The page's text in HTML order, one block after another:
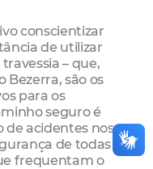
conscientizar
de utilizar
– que,
Bezerra, são os
para os
seguro é
de acidentes nos
de todas
frequentam o